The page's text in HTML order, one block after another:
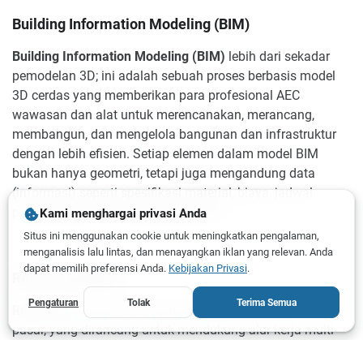
Building Information Modeling (BIM)
Building Information Modeling (BIM) lebih dari sekadar
pemodelan 3D; ini adalah sebuah proses berbasis model
3D cerdas yang memberikan para profesional AEC
wawasan dan alat untuk merencanakan, merancang,
membangun, dan mengelola bangunan dan infrastruktur
dengan lebih efisien. Setiap elemen dalam model BIM
bukan hanya geometri, tetapi juga mengandung data
(informasi) seperti spesifikasi material, biaya, jadwal
pemasangan, dan data pemeliharaan.
Revit (Autodesk)
Revitadalah salah satu platform BIM paling dominan di
pasar, yang dirancang untuk mendukung alur kerja multi-
Kami menghargai privasi Anda
Situs ini menggunakan cookie untuk meningkatkan pengalaman,
menganalisis lalu lintas, dan menayangkan iklan yang relevan. Anda
dapat memilih preferensi Anda. Kebijakan Privasi.
Pengaturan Tolak Terima Semua